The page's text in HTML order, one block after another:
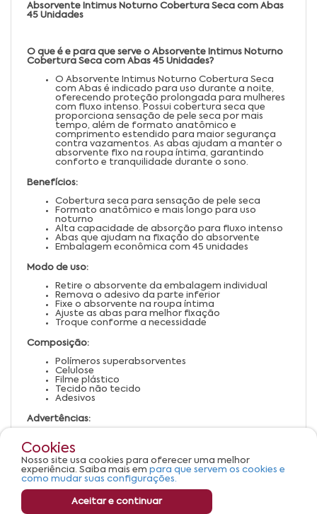
Absorvente Intimus Noturno Cobertura Seca com Abas
45 Unidades
O que é e para que serve o Absorvente Intimus Noturno
Cobertura Seca com Abas 45 Unidades?
O Absorvente Intimus Noturno Cobertura Seca
com Abas é indicado para uso durante a noite,
oferecendo proteção prolongada para mulheres
com fluxo intenso. Possui cobertura seca que
proporciona sensação de pele seca por mais
tempo, além de formato anatômico e
comprimento estendido para maior segurança
contra vazamentos. As abas ajudam a manter o
absorvente fixo na roupa íntima, garantindo
conforto e tranquilidade durante o sono.
Benefícios:
Cobertura seca para sensação de pele seca
Formato anatômico e mais longo para uso
noturno
Alta capacidade de absorção para fluxo intenso
Abas que ajudam na fixação do absorvente
Embalagem econômica com 45 unidades
Modo de uso:
Retire o absorvente da embalagem individual
Remova o adesivo da parte inferior
Fixe o absorvente na roupa íntima
Ajuste as abas para melhor fixação
Troque conforme a necessidade
Composição:
Polímeros superabsorventes
Celulose
Filme plástico
Tecido não tecido
Adesivos
Advertências:
Não descartar no vaso sanitário
Manter fora do alcance de crianças
Armazenar em local fresco e seco, ao abrigo da
luz
Cookies
Nosso site usa cookies para oferecer uma melhor
experiência. Saiba mais em para que servem os cookies e
como mudar suas configurações.
Aceitar e continuar